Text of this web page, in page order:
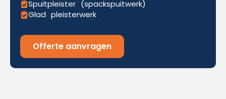
Spuitpleister (spackspuitwerk)
Glad pleisterwerk
Offerte aanvragen